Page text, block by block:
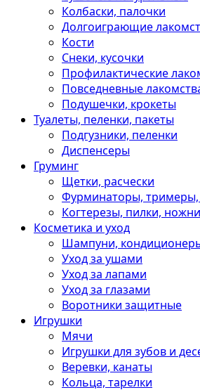
Колбаски, палочки
Долгоиграющие
Кости
Снеки, кусочки
Профилактические
Повседневные
Подушечки, крокеты
Туалеты, пеленки, пакеты
Подгузники, пеленки
Диспенсеры
Груминг
Щетки, расчески
Фурминаторы,
Когтерезы, пилки,
Косметика и уход
Шампуни,
Уход за ушами
Уход за лапами
Уход за глазами
Воротники защитные
Игрушки
Мячи
Игрушки для зубов и
Веревки, канаты
Кольца, тарелки